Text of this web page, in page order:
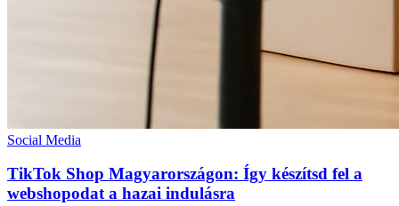
Social Media
TikTok Shop Magyarországon: Így készítsd fel a
webshopodat a hazai indulásra